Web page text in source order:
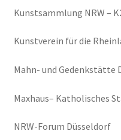
Kunstsammlung NRW –
Kunstverein für die
Mahn- und Gedenkstätte
Maxhaus– Katholisches
NRW-Forum Düsseldorf